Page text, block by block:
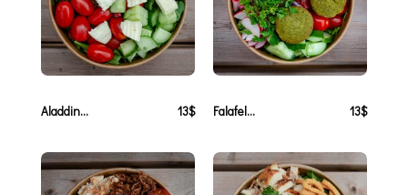
Aladdin... 13$ Falafel... 13$